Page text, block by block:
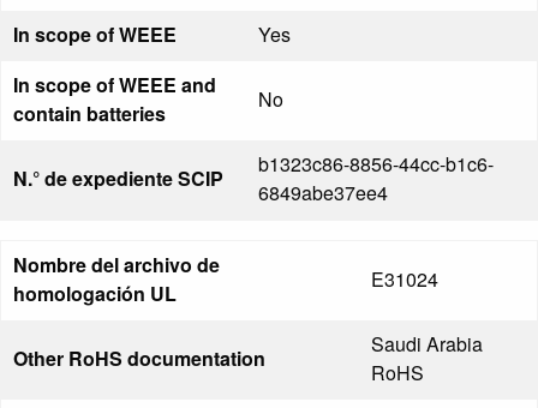
In scope of WEEE
Yes
In scope of WEEE and
contain batteries
No
N.° de expediente SCIP
b1323c86-8856-44cc-b1c6-
6849abe37ee4
Nombre del archivo de
homologación UL
E31024
Other RoHS documentation
Saudi Arabia
RoHS